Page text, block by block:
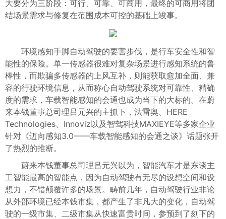
大要分为三阶段：可行、可靠、可商用，最终的可商用将团
结场景需求与修复在范围成本可控的基础上竣事。
环境感知手脚自动驾驶的要害步伐，是行车安全性和智
能性的保险。单一传感器很难对复杂场景进行感知系统的鲁
棒性，而欺骗多传感器的上风互补，则能获取愈加全面、兼
容的行驶环境信息，从而称心自动驾驶系统对可靠性、精确
度的需求，车载智能感知的会通也成为当下的大标的。在蔚
来本钱董事总司理吕元兴的主抓下，法雷奥、HERE
Technologies、Innoviz以及智驾科技MAXIEYE等多家企业
针对《迈向感知3.0——车载智能感知的会通之谈》话题张开
了热烈的推断。
蔚来本钱董事总司理吕元兴以为，智能汽车才是东谈主
工智能最高的智能点，因为自动驾驶有无尽的设想空间和设
想力，不错颠覆许多的场景。畴前几年，自动驾驶行业非论
从外部环境已经本钱市集，都产生了非凡大的变化，自动驾
驶的一级市集、二级市集从快速富贵时间，参预到了刻下的